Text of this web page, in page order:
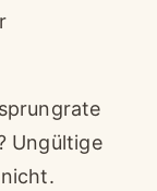
Ungültige